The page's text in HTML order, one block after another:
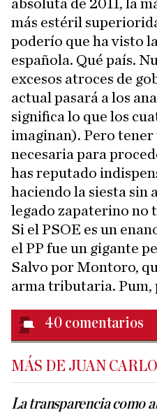
absoluta de 2011, la
más estéril
poderío que ha visto
española. Qué país.
excesos atroces de
actual pasará a los
significa lo que los
imaginan). Pero
necesaria para
has reputado
haciendo la siesta sin
legado zapaterino no
Si el PSOE es un
el PP fue un gigante
Salvo por Montoro,
arma tributaria. Pum,
40 comentarios
MÁS DE JUAN
La transparencia como